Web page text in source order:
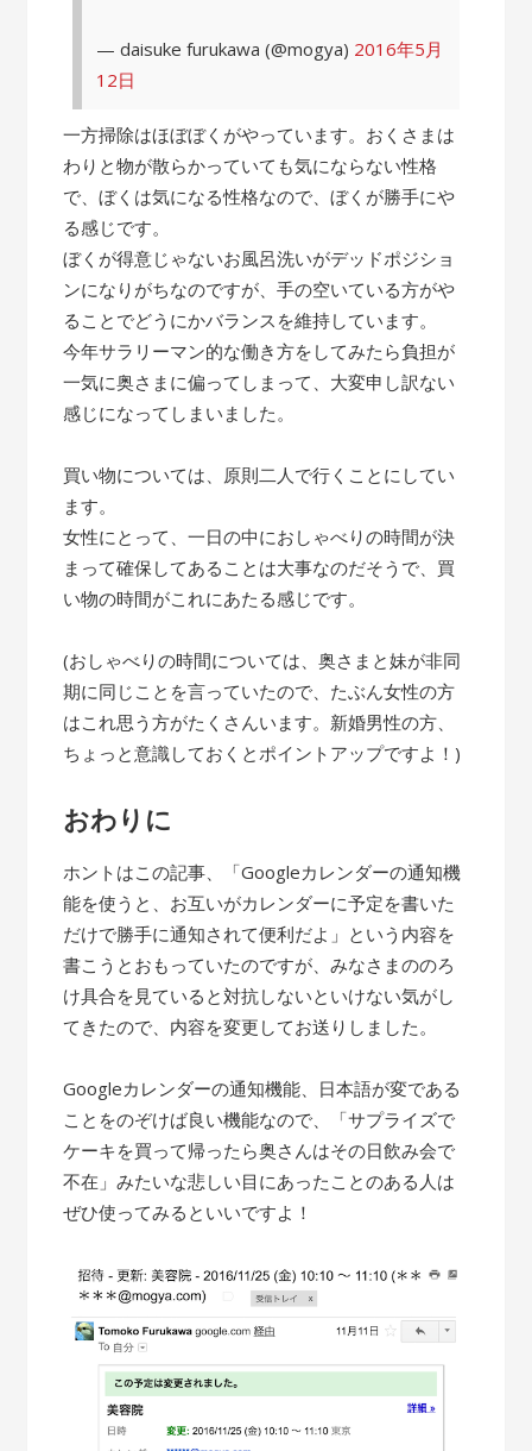
— daisuke furukawa (@mogya) 2016年5月
12日
一方掃除はほぼぼくがやっています。おくさまは
わりと物が散らかっていても気にならない性格
で、ぼくは気になる性格なので、ぼくが勝手にや
る感じです。
ぼくが得意じゃないお風呂洗いがデッドポジショ
ンになりがちなのですが、手の空いている方がや
ることでどうにかバランスを維持しています。
今年サラリーマン的な働き方をしてみたら負担が
一気に奥さまに偏ってしまって、大変申し訳ない
感じになってしまいました。
買い物については、原則二人で行くことにしてい
ます。
女性にとって、一日の中におしゃべりの時間が決
まって確保してあることは大事なのだそうで、買
い物の時間がこれにあたる感じです。
(おしゃべりの時間については、奥さまと妹が非同
期に同じことを言っていたので、たぶん女性の方
はこれ思う方がたくさんいます。新婚男性の方、
ちょっと意識しておくとポイントアップですよ！)
おわりに
ホントはこの記事、「Googleカレンダーの通知機
能を使うと、お互いがカレンダーに予定を書いた
だけで勝手に通知されて便利だよ」という内容を
書こうとおもっていたのですが、みなさまののろ
け具合を見ていると対抗しないといけない気がし
てきたので、内容を変更してお送りしました。
Googleカレンダーの通知機能、日本語が変である
ことをのぞけば良い機能なので、「サプライズで
ケーキを買って帰ったら奥さんはその日飲み会で
不在」みたいな悲しい目にあったことのある人は
ぜひ使ってみるといいですよ！